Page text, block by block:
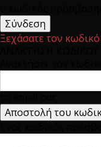
Ξεχάσατε τον